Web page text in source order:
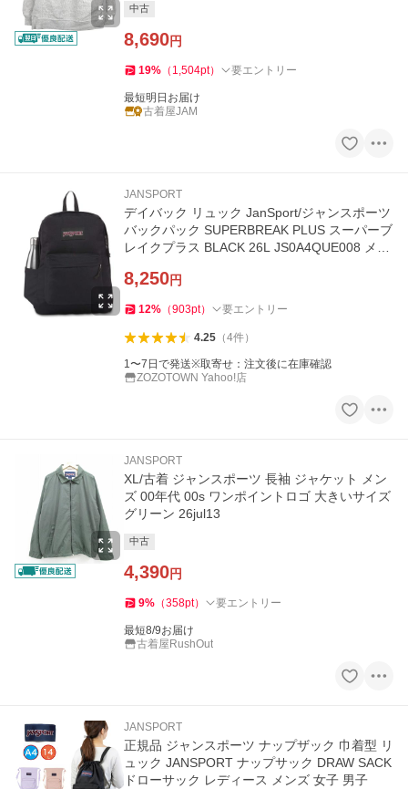
中古
8,690円
19% （ 1,504pt） 要エントリー
最短明日お届け
古着屋JAM
JANSPORT
デイバック リュック JanSport/ジャンスポーツ
バックパック SUPERBREAK PLUS スーパーブ
レイクプラス BLACK 26L JS0A4QUE008 メン
8,250円
12% （903pt） 要エントリー
4.25（4件）
1〜7日で発送※取寄せ：注文後に在庫確認
ZOZOTOWN Yahoo!店
JANSPORT
XL/古着 ジャンスポーツ 長袖 ジャケット メン
ズ 00年代 00s ワンポイントロゴ 大きいサイズ
グリーン 26jul13
中古
4,390円
9% （358pt） 要エントリー
最短8/9お届け
古着屋RushOut
JANSPORT
正規品 ジャンスポーツ ナップザック 巾着型 リ
ュック JANSPORT ナップサック DRAW SACK
ドローサック レディース メンズ 女子 男子